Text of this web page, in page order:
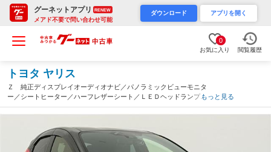
グーネットアプリ RENEW
メアド不要で問い合わせ可能
ダウンロード アプリを開く
0
お気に入り 閲覧履歴
トヨタ ヤリス
Ｚ 純正ディスプレイオーディオナビ／パノラミックビューモニタ
ー／シートヒーター／ハーフレザーシート／ＬＥＤヘッドランプ／
アダプティブクルーズコントロール／ＢＳＭ／クリアランスソナー
／ＥＴＣ／禁煙車（宮城県）
もっと見る